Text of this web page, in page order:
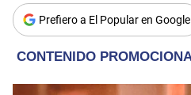
Prefiero a El Popular en Google